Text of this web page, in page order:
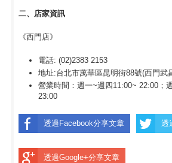
二、店家資訊
《西門店》
電話: (02)2383 2153
地址:台北市萬華區昆明街88號(西門武
營業時間：週一~週四11:00~ 22:00；
23:00
透過Facebook分享文章 透
透過Google+分享文章